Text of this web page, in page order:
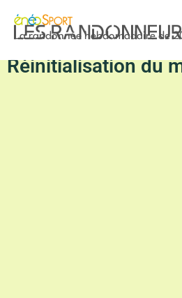
La randonnée hebdomadaire de
Réinitialisation du